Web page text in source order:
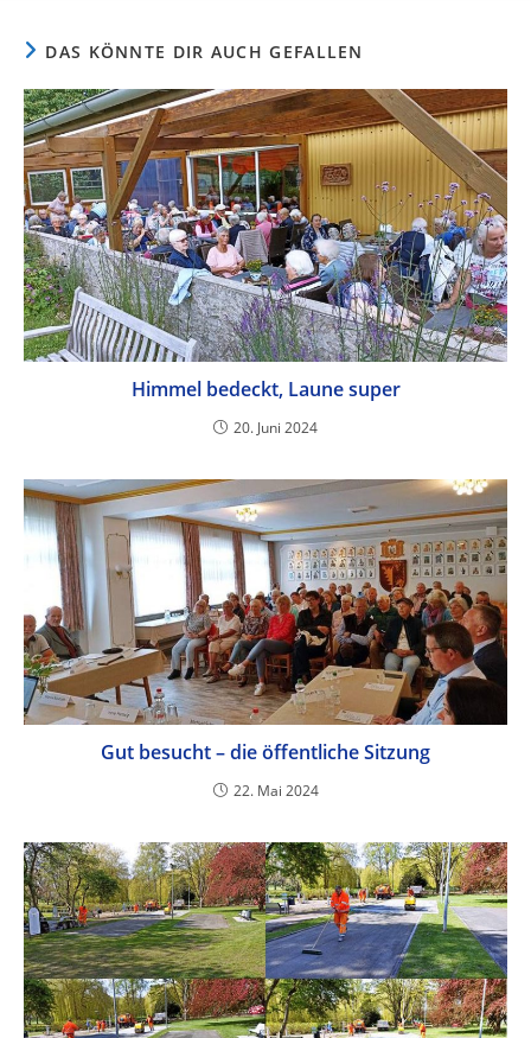
DAS KÖNNTE DIR AUCH GEFALLEN
Himmel bedeckt, Laune super
20. Juni 2024
Gut besucht – die öffentliche Sitzung
22. Mai 2024